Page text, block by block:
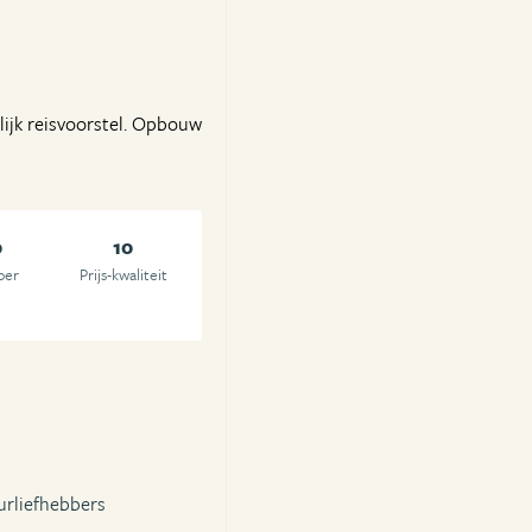
reisvoorstel. Opbouw
10
Prijs-kwaliteit